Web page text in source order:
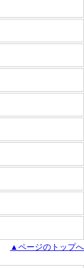
▲ページのトップへ